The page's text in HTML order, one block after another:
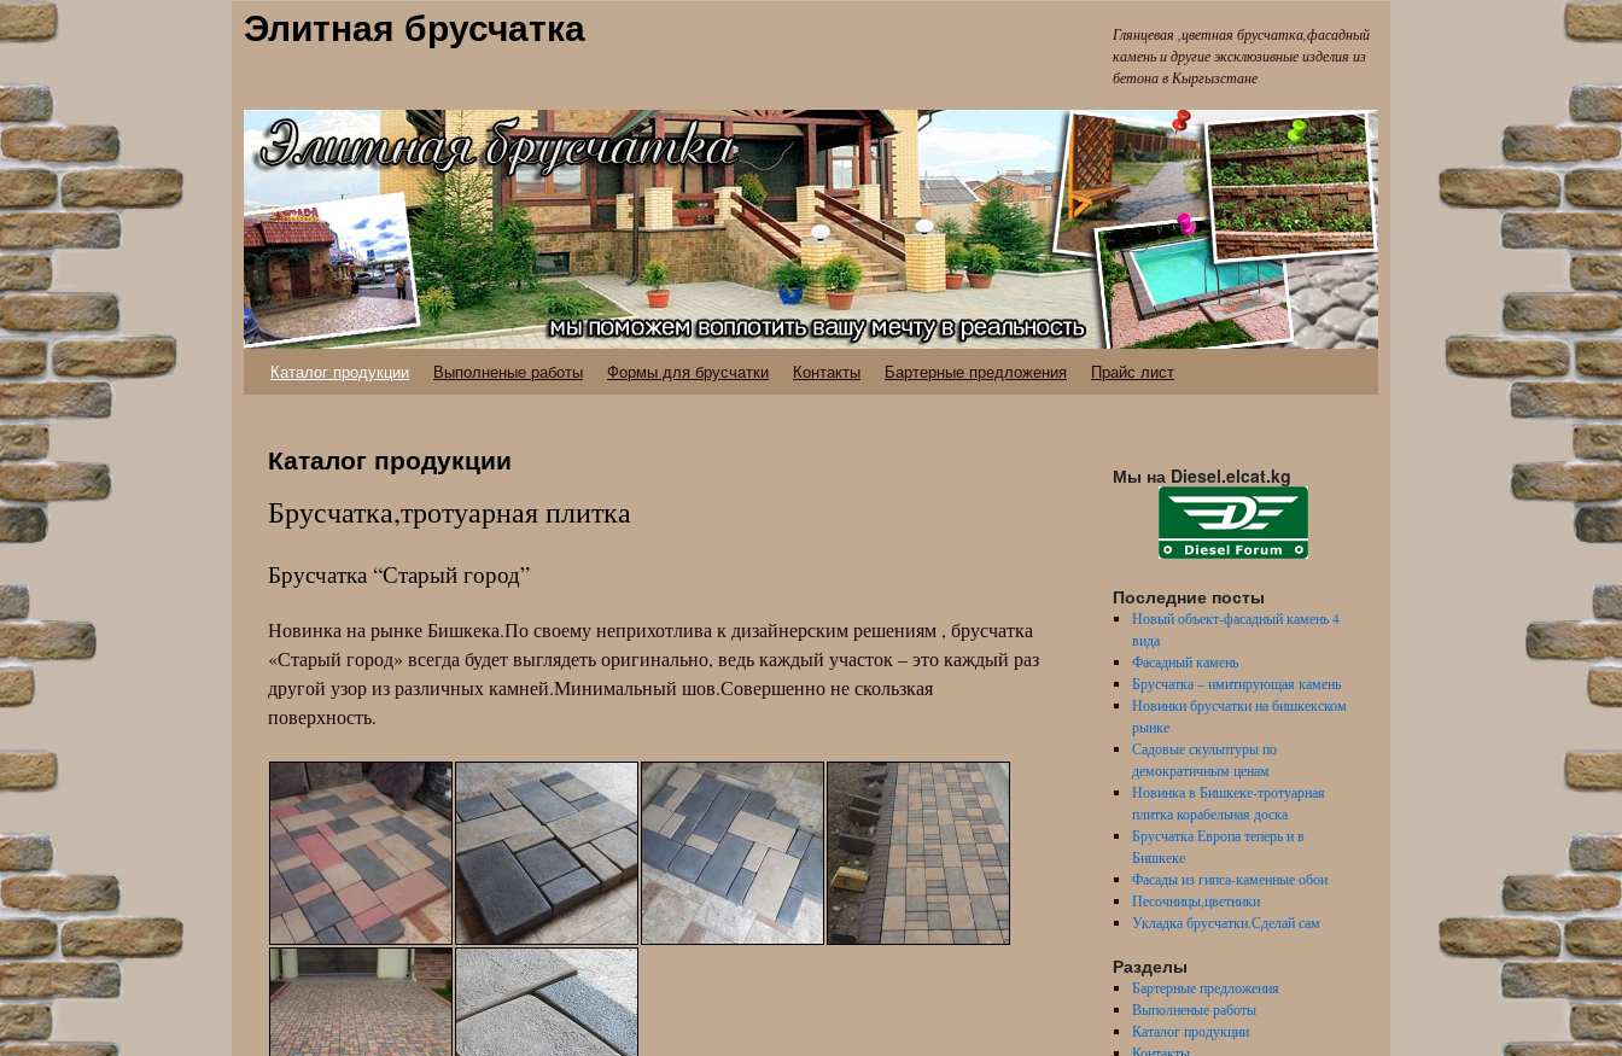
Элитная брусчатка
Глянцевая ,цветная брусчатка,фасадный
камень и другие эксклюзивные изделия из
бетона в Кыргызстане
Каталог продукции Выполненые работы Формы для брусчатки Контакты Бартерные предложения Прайс лист
Каталог продукции
Брусчатка,тротуарная плитка
Брусчатка “Старый город”
Новинка на рынке Бишкека.По своему неприхотлива к дизайнерским решениям , брусчатка
«Старый город» всегда будет выглядеть оригинально, ведь каждый участок – это каждый раз
другой узор из различных камней.Минимальный шов.Совершенно не скользкая
поверхность.
Мы на Diesel.elcat.kg
Последние посты
Новый объект-фасадный камень 4
вида
Фасадный камень
Брусчатка – имитирующая камень
Новинки брусчатки на бишкекском
рынке
Садовые скульптуры по
демократичным ценам
Новинка в Бишкеке-тротуарная
плитка корабельная доска
Брусчатка Европа теперь и в
Бишкеке
Фасады из гипса-каменные обои
Песочницы,цветники
Укладка брусчатки.Сделай сам
Разделы
Бартерные предложения
Выполненые работы
Каталог продукции